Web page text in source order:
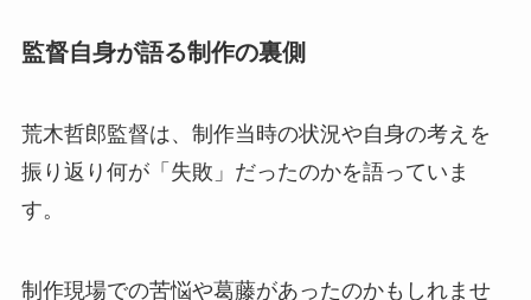
監督自身が語る制作の裏側
荒木哲郎監督は、制作当時の状況や自身の考えを
振り返り何が「失敗」だったのかを語っていま
す。
制作現場での苦悩や葛藤があったのかもしれませ